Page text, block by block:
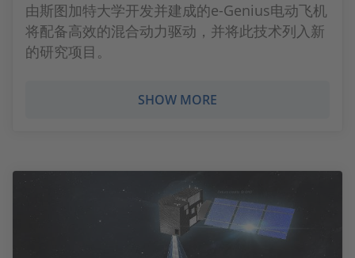
由斯图加特大学开发并建成的e-Genius电动飞机
将配备高效的混合动力驱动，并将此技术列入新
的研究项目。
SHOW MORE